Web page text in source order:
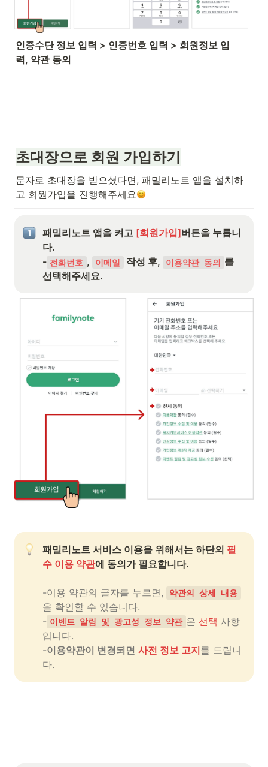
인증수단 정보 입력 > 인증번호 입력 > 회원정보 입
력, 약관 동의
초대장으로 회원 가입하기
문자로 초대장을 받으셨다면, 패밀리노트 앱을 설치하
고 회원가입을 진행해주세요
패밀리노트 앱을 켜고 [회원가입]버튼을 누릅니
다.
- 전화번호 , 이메일 작성 후, 이용약관 동의 를
선택해주세요.
패밀리노트 서비스 이용을 위해서는 하단의 필
수 이용 약관
-이용 약관의 글자를 누르면, 약관의 상세 내용
을 확인할 수 있습니다.
- 이벤트 알림 및 광고성 정보 약관 은 선택 사항
입니다.
-이용약관이 변경되면 사전 정보 고지를 드립니
다.